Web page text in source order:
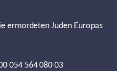
ermordeten Juden Europas
054 564 080 03